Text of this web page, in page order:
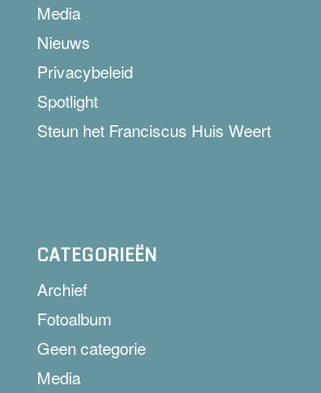
Media
Nieuws
Privacybeleid
Spotlight
Steun het Franciscus Huis Weert
CATEGORIEËN
Archief
Fotoalbum
Geen categorie
Media